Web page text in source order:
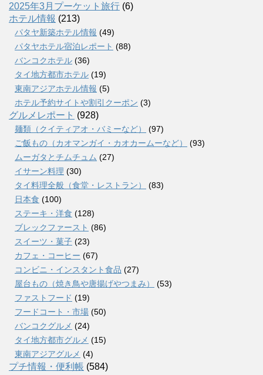
2025年3月プーケット旅行 (6)
ホテル情報 (213)
パタヤ新築ホテル情報 (49)
パタヤホテル宿泊レポート (88)
バンコクホテル (36)
タイ地方都市ホテル (19)
東南アジアホテル情報 (5)
ホテル予約サイトや割引クーポン (3)
グルメレポート (928)
麺類（クイティアオ・バミーなど）
(97)
ご飯もの（カオマンガイ・カオカームーなど）
(93)
ムーガタとチムチュム (27)
イサーン料理 (30)
タイ料理全般（食堂・レストラン）
(83)
日本食 (100)
ステーキ・洋食 (128)
ブレックファースト (86)
スイーツ・菓子 (23)
カフェ・コーヒー (67)
コンビニ・インスタント食品 (27)
屋台もの（焼き鳥や唐揚げやつまみ）
(53)
ファストフード (19)
フードコート・市場 (50)
バンコクグルメ (24)
タイ地方都市グルメ (15)
東南アジアグルメ (4)
プチ情報・便利帳 (584)